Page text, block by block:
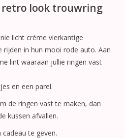
look trouwring
licht crème vierkantige
rijden in hun mooi rode auto. Aan
lint waaraan jullie ringen vast
en een parel.
de ringen vast te maken, dan
kussen afvallen.
te geven.